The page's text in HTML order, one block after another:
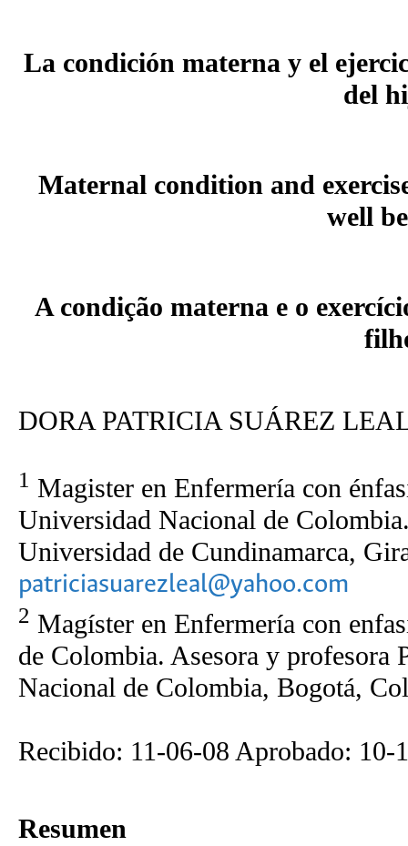
La condición materna y el
del
Maternal condition and
well
A condição materna e o
DORA PATRICIA SUÁREZ
1 Magister en Enfermería con
Universidad Nacional de
Universidad de Cundinamarca,
patriciasuarezleal@yahoo.com
2 Magíster en Enfermería con
de Colombia. Asesora y profesora
Nacional de Colombia, Bogotá,
Recibido: 11-06-08 Aprobado: 10-
Resumen